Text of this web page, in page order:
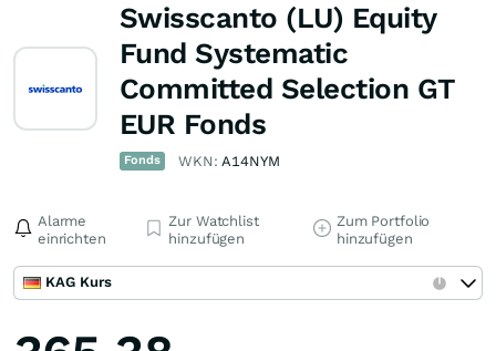
Swisscanto (LU) Equity
Fund Systematic
Committed Selection GT
EUR Fonds
Fonds WKN:A14NYM
Alarme
einrichten
Zur Watchlist
hinzufügen
Zum Portfolio
hinzufügen
KAG Kurs